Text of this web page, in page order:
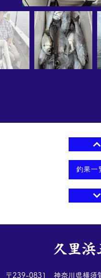
釣果一
久里浜
〒239-0831 神奈川県横須